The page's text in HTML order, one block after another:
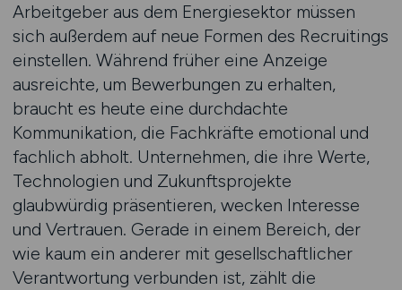
Arbeitgeber aus dem Energiesektor müssen
sich außerdem auf neue Formen des Recruitings
einstellen. Während früher eine Anzeige
ausreichte, um Bewerbungen zu erhalten,
braucht es heute eine durchdachte
Kommunikation, die Fachkräfte emotional und
fachlich abholt. Unternehmen, die ihre Werte,
Technologien und Zukunftsprojekte
glaubwürdig präsentieren, wecken Interesse
und Vertrauen. Gerade in einem Bereich, der
wie kaum ein anderer mit gesellschaftlicher
Verantwortung verbunden ist, zählt die